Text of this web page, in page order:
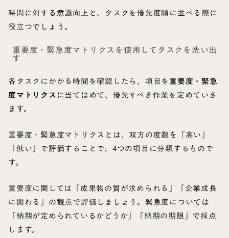
時間に対する意識向上と、タスクを優先度順に並べる際に
役立つでしょう。
重要度・緊急度マトリクスを使用してタスクを洗い出
す
各タスクにかかる時間を確認したら、項目を重要度・緊急
度マトリクスに当てはめて、優先すべき作業を定めていき
ます。
重要度・緊急度マトリクスとは、双方の度数を「高い」
「低い」で評価することで、4つの項目に分類するもので
す。
重要度に関しては「成果物の質が求められる」「企業成長
に関わる」の観点で評価しましょう。緊急度については
「納期が定められているかどうか」「納期の期限」で採点
します。